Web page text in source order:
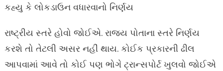
કહ્યુ કે લોકડાઉન વધારવાનો નિર્ણય
રાષ્ટ્રીય સ્તરે હોવો જોઈએ. રાજ્ય પોતાના સ્તરે નિર્ણય
કરશે તો તેટલી અસર નહીં થાય. કોઈક પ્રકારની ઢીલ
આપવામાં આવે તો કોઈ પણ ભોગે ટ્રાન્સપોર્ટ ખુલવો જોઈએ